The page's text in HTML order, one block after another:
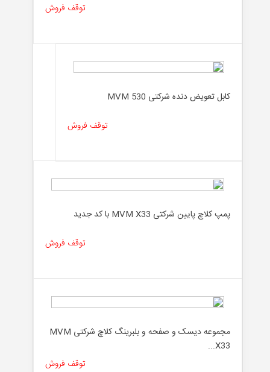
توقف فروش
کابل تعویض دنده شرکتی MVM 530
توقف فروش
پمپ کلاچ پایین شرکتی MVM X33 با کد جدید
توقف فروش
مجموعه دیسک و صفحه و بلبرینگ کلاچ شرکتی MVM
X33...
توقف فروش